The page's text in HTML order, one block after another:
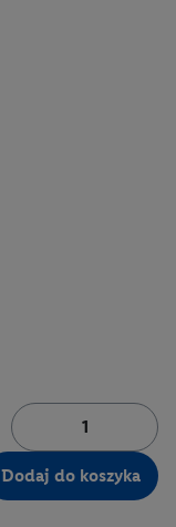
Dodaj do koszyka